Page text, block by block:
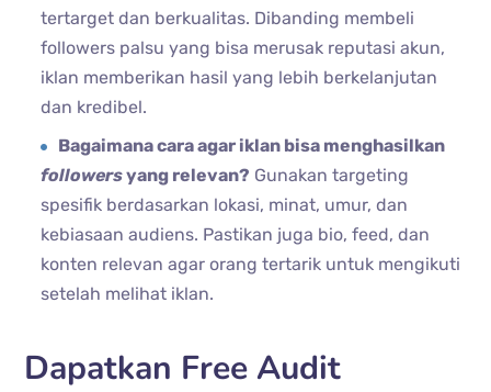
tertarget dan berkualitas. Dibanding membeli
followers palsu yang bisa merusak reputasi akun,
iklan memberikan hasil yang lebih berkelanjutan
dan kredibel.
Bagaimana cara agar iklan bisa menghasilkan
followersyang relevan? Gunakan targeting
spesifik berdasarkan lokasi, minat, umur, dan
kebiasaan audiens. Pastikan juga bio, feed, dan
konten relevan agar orang tertarik untuk mengikuti
setelah melihat iklan.
Dapatkan Free Audit